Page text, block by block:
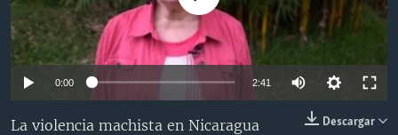
VENEZUELA
BRASIL
NICARAGUA
ECONOMÍA
ENTRETENIMIENTO Y CULTURA
TECNOLOGÍA
MULTIMEDIA
VIDEOS
FOTOGRAFÍA
PROGRAMAS TV
EL MUNDO AL DÍA
RADIO 0:00 2:41
Descargar
La violencia machista en Nicaragua